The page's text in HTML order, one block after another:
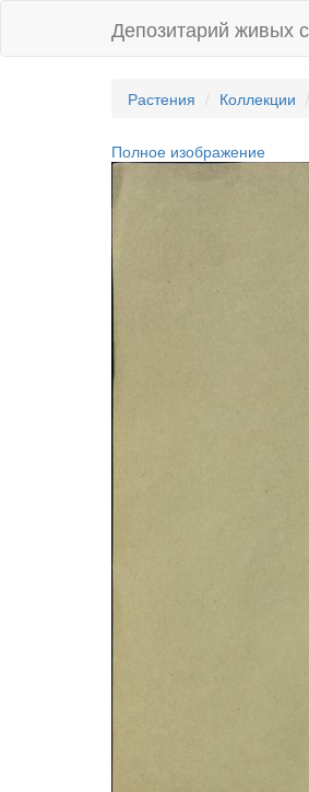
Депозитарий живых
Растения Коллекции
Полное изображение